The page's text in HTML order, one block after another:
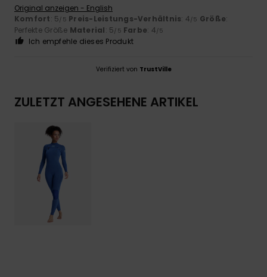
Original anzeigen - English
Komfort: 5/5 Preis-Leistungs-Verhältnis: 4/5 Größe:
Perfekte Größe Material: 5/5 Farbe: 4/5
Ich empfehle dieses Produkt
Verifiziert von TrustVille
ZULETZT ANGESEHENE ARTIKEL